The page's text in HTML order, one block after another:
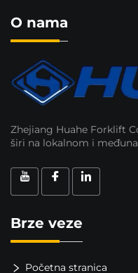
O nama
Zhejiang Huahe Forklift
širi na lokalnom i
Brze veze
Početna stranica